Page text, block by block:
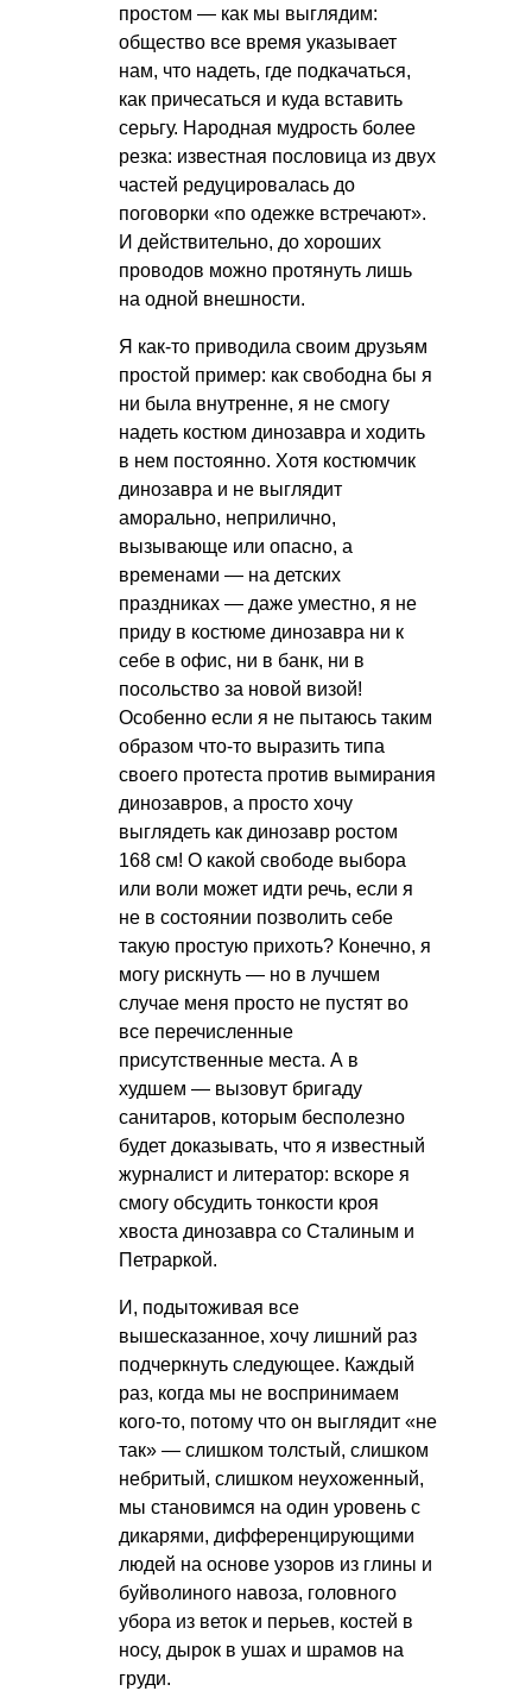
простом — как мы выглядим:
общество все время указывает
нам, что надеть, где подкачаться,
как причесаться и куда вставить
серьгу. Народная мудрость более
резка: известная пословица из двух
частей редуцировалась до
поговорки «по одежке встречают».
И действительно, до хороших
проводов можно протянуть лишь
на одной внешности.
Я как-то приводила своим друзьям
простой пример: как свободна бы я
ни была внутренне, я не смогу
надеть костюм динозавра и ходить
в нем постоянно. Хотя костюмчик
динозавра и не выглядит
аморально, неприлично,
вызывающе или опасно, а
временами — на детских
праздниках — даже уместно, я не
приду в костюме динозавра ни к
себе в офис, ни в банк, ни в
посольство за новой визой!
Особенно если я не пытаюсь таким
образом что-то выразить типа
своего протеста против вымирания
динозавров, а просто хочу
выглядеть как динозавр ростом
168 см! О какой свободе выбора
или воли может идти речь, если я
не в состоянии позволить себе
такую простую прихоть? Конечно, я
могу рискнуть — но в лучшем
случае меня просто не пустят во
все перечисленные
присутственные места. А в
худшем — вызовут бригаду
санитаров, которым бесполезно
будет доказывать, что я известный
журналист и литератор: вскоре я
смогу обсудить тонкости кроя
хвоста динозавра со Сталиным и
Петраркой.
И, подытоживая все
вышесказанное, хочу лишний раз
подчеркнуть следующее. Каждый
раз, когда мы не воспринимаем
кого-то, потому что он выглядит «не
так» — слишком толстый, слишком
небритый, слишком неухоженный,
мы становимся на один уровень с
дикарями, дифференцирующими
людей на основе узоров из глины и
буйволиного навоза, головного
убора из веток и перьев, костей в
носу, дырок в ушах и шрамов на
груди.